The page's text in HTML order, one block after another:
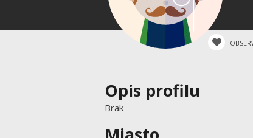
Opis profilu
Brak